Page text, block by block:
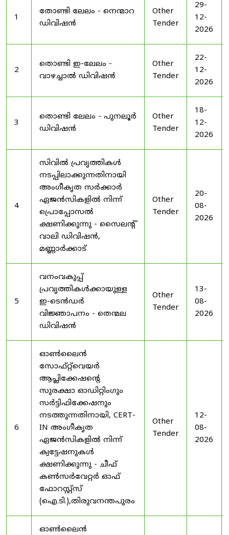
1
തോണ്ടി ലേലം - നെന്മാറ
ഡിവിഷൻ
Other
Tender
29-
12-
2026
2
തൊണ്ടി ഇ-ലേലം -
വാഴച്ചാൽ ഡിവിഷൻ
Other
Tender
22-
12-
2026
3
തൊണ്ടി ലേലം - പുനലൂർ
ഡിവിഷൻ
Other
Tender
18-
12-
2026
4
സിവിൽ പ്രവൃത്തികൾ
നടപ്പിലാക്കുന്നതിനായി
അംഗീകൃത സർക്കാർ
ഏജൻസികളിൽ നിന്ന്
പ്രൊപ്പോസൽ
ക്ഷണിക്കുന്നു - സൈലന്റ്
വാലി ഡിവിഷൻ,
മണ്ണാർക്കാട്
Other
Tender
20-
08-
2026
5
വനംവകുപ്പ്
പ്രവൃത്തികൾക്കായുള്ള
ഇ-ടെൻഡർ
വിജ്ഞാപനം - തെന്മല
ഡിവിഷൻ
Other
Tender
13-
08-
2026
6
ഓൺലൈൻ
സോഫ്റ്റ്‌വെയർ
ആപ്ലിക്കേഷന്റെ
സുരക്ഷാ ഓഡിറ്റിംഗും
സർട്ടിഫിക്കേഷനും
നടത്തുന്നതിനായി, CERT-
IN അംഗീകൃത
ഏജൻസികളിൽ നിന്ന്
ക്വട്ടേഷനുകൾ
ക്ഷണിക്കുന്നു - ചീഫ്
കൺസർവേറ്റർ ഓഫ്
ഫോറസ്റ്റ്സ്
(ഐ.ടി.),തിരുവനന്തപുരം
Other
Tender
12-
08-
2026
ഓൺലൈൻ